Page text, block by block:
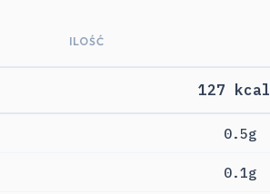
ILOŚĆ
127 kcal
0.5g
0.1g